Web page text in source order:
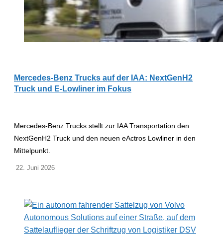
Mercedes-Benz Trucks auf der IAA: NextGenH2
Truck und E-Lowliner im Fokus
Mercedes-Benz Trucks stellt zur IAA Transportation den
NextGenH2 Truck und den neuen eActros Lowliner in den
Mittelpunkt.
22. Juni 2026